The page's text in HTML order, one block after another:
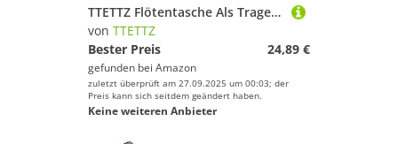
TTETTZ Flötentasche Als Tragetasche Instrumentenkoffer Und Organizer Tasche mit Guter Polsterung Und Verstellbarem Schulterriemen für Reisende Musiker Und De, Blau
von TTETTZ
Bester Preis
24,89 €
gefunden bei Amazon
zuletzt überprüft am 27.09.2025 um 00:03; der
Preis kann sich seitdem geändert haben.
Keine weiteren Anbieter